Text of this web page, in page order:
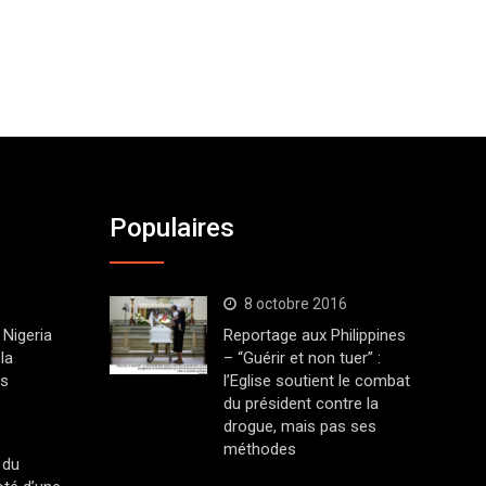
Populaires
8 octobre 2016
Reportage aux Philippines
– “Guérir et non tuer” :
l’Eglise soutient le combat
du président contre la
drogue, mais pas ses
méthodes